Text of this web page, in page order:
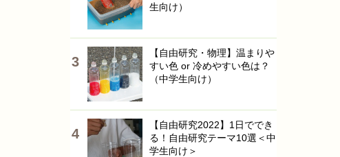
生向け）
【自由研究・物理】温まりや
すい色 or 冷めやすい色は？
（中学生向け）
【自由研究2022】1日ででき
る！自由研究テーマ10選＜中
学生向け＞